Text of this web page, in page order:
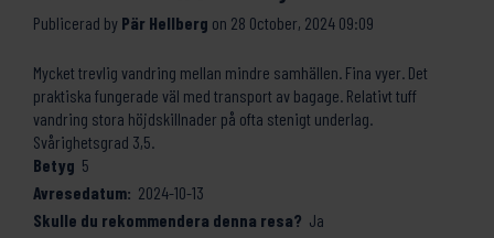
Publicerad by Pär Hellberg on 28 October, 2024 09:09
Mycket trevlig vandring mellan mindre samhällen. Fina vyer. Det
praktiska fungerade väl med transport av bagage. Relativt tuff
vandring stora höjdskillnader på ofta stenigt underlag.
Svårighetsgrad 3,5.
Betyg 5
Avresedatum: 2024-10-13
Skulle du rekommendera denna resa? Ja